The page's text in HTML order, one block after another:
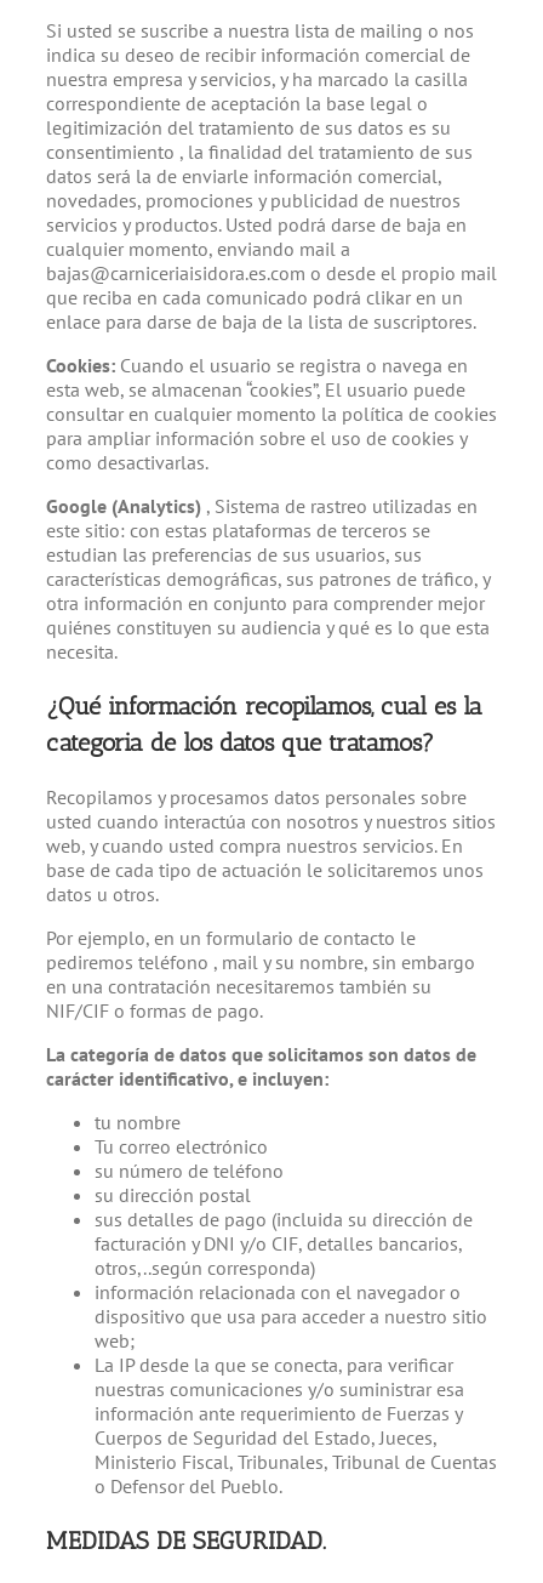
Si usted se suscribe a nuestra lista de mailing o nos
indica su deseo de recibir información comercial de
nuestra empresa y servicios, y ha marcado la casilla
correspondiente de aceptación la base legal o
legitimización del tratamiento de sus datos es su
consentimiento , la finalidad del tratamiento de sus
datos será la de enviarle información comercial,
novedades, promociones y publicidad de nuestros
servicios y productos. Usted podrá darse de baja en
cualquier momento, enviando mail a
bajas@carniceriaisidora.es.com o desde el propio mail
que reciba en cada comunicado podrá clikar en un
enlace para darse de baja de la lista de suscriptores.
Cookies: Cuando el usuario se registra o navega en
esta web, se almacenan “cookies”, El usuario puede
consultar en cualquier momento la política de cookies
para ampliar información sobre el uso de cookies y
como desactivarlas.
Google (Analytics) , Sistema de rastreo utilizadas en
este sitio: con estas plataformas de terceros se
estudian las preferencias de sus usuarios, sus
características demográficas, sus patrones de tráfico, y
otra información en conjunto para comprender mejor
quiénes constituyen su audiencia y qué es lo que esta
necesita.
¿Qué información recopilamos, cual es la
categoria de los datos que tratamos?
Recopilamos y procesamos datos personales sobre
usted cuando interactúa con nosotros y nuestros sitios
web, y cuando usted compra nuestros servicios. En
base de cada tipo de actuación le solicitaremos unos
datos u otros.
Por ejemplo, en un formulario de contacto le
pediremos teléfono , mail y su nombre, sin embargo
en una contratación necesitaremos también su
NIF/CIF o formas de pago.
La categoría de datos que solicitamos son datos de
carácter identificativo, e incluyen:
tu nombre
Tu correo electrónico
su número de teléfono
su dirección postal
sus detalles de pago (incluida su dirección de
facturación y DNI y/o CIF, detalles bancarios,
otros,..según corresponda)
información relacionada con el navegador o
dispositivo que usa para acceder a nuestro sitio
web;
La IP desde la que se conecta, para verificar
nuestras comunicaciones y/o suministrar esa
información ante requerimiento de Fuerzas y
Cuerpos de Seguridad del Estado, Jueces,
Ministerio Fiscal, Tribunales, Tribunal de Cuentas
o Defensor del Pueblo.
MEDIDAS DE SEGURIDAD.